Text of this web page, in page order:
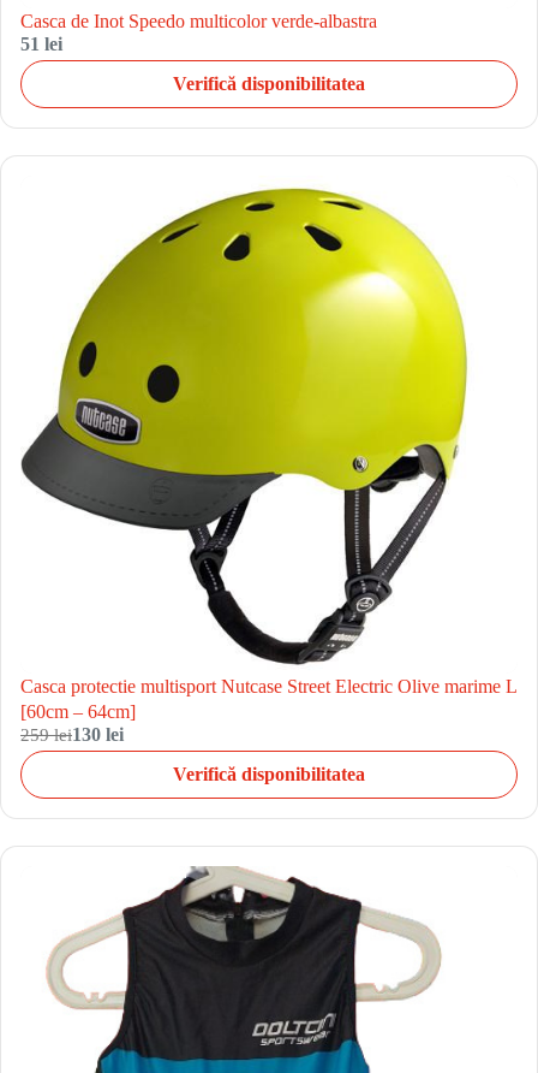
Casca de Inot Speedo multicolor verde-albastra
51 lei
Verifică disponibilitatea
Casca protectie multisport Nutcase Street Electric Olive marime L
[60cm – 64cm]
259 lei130 lei
Verifică disponibilitatea